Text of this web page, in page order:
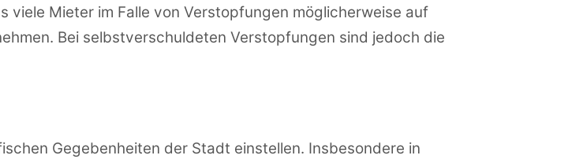
Mieter im Falle von Verstopfungen möglicherweise auf
Bei selbstverschuldeten Verstopfungen sind jedoch die
Gegebenheiten der Stadt einstellen. Insbesondere in